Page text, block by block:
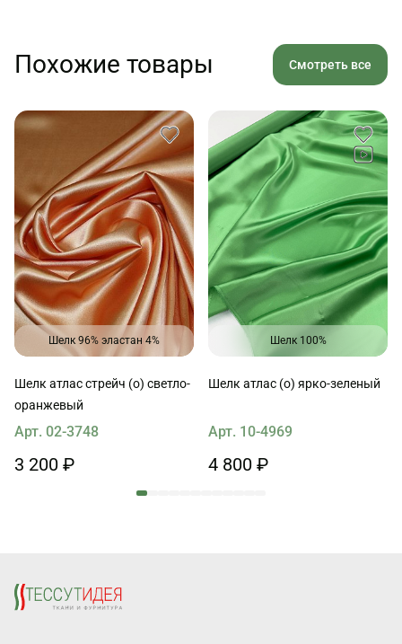
Похожие товары Смотреть все
Шелк 96% эластан 4%
Шелк атлас стрейч (о) светло-
оранжевый
Арт. 02-3748
3 200 ₽
Шелк 100%
Шелк атлас (о) ярко-зеленый
Арт. 10-4969
4 800 ₽